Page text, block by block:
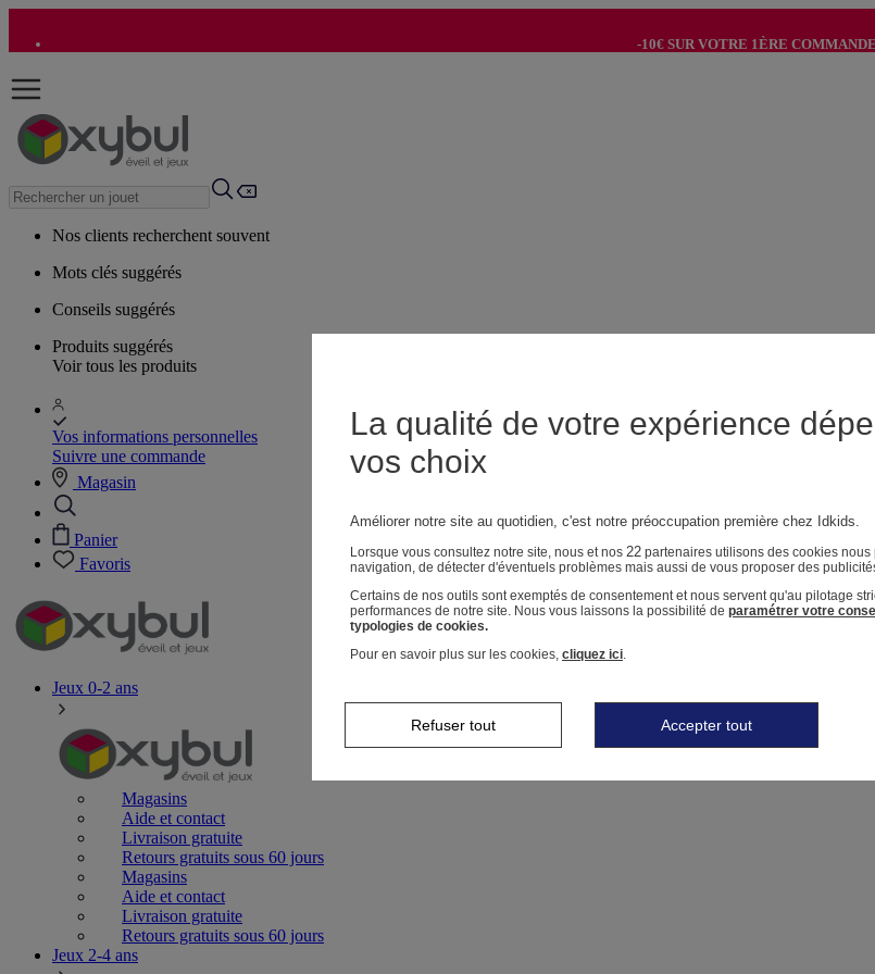
-10€ SUR VOTRE 1ÈRE
Nos clients recherchent souvent
Mots clés suggérés
Conseils suggérés
Produits suggérés
Voir tous les produits
Vos informations personnelles
Suivre une commande
Magasin
Panier
Favoris
Jeux 0-2 ans
Magasins
Aide et contact
Livraison gratuite
Retours gratuits sous 60 jours
Magasins
Aide et contact
Livraison gratuite
Retours gratuits sous 60 jours
Jeux 2-4 ans
La qualité de votre expérience
vos choix
Améliorer notre site au quotidien, c'est notre préoccupation première chez Idkids.
Lorsque vous consultez notre site, nous et nos 22 partenaires utilisons des cookies nous
navigation, de détecter d'éventuels problèmes mais aussi de vous proposer des
Certains de nos outils sont exemptés de consentement et nous servent qu'au pilotage
performances de notre site. Nous vous laissons la possibilité de paramétrer votre
typologies de cookies.
Pour en savoir plus sur les cookies, cliquez ici.
Refuser tout Accepter tout